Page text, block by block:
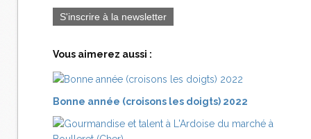
S'inscrire à la newsletter
Vous aimerez aussi :
Bonne année (croisons les doigts) 2022